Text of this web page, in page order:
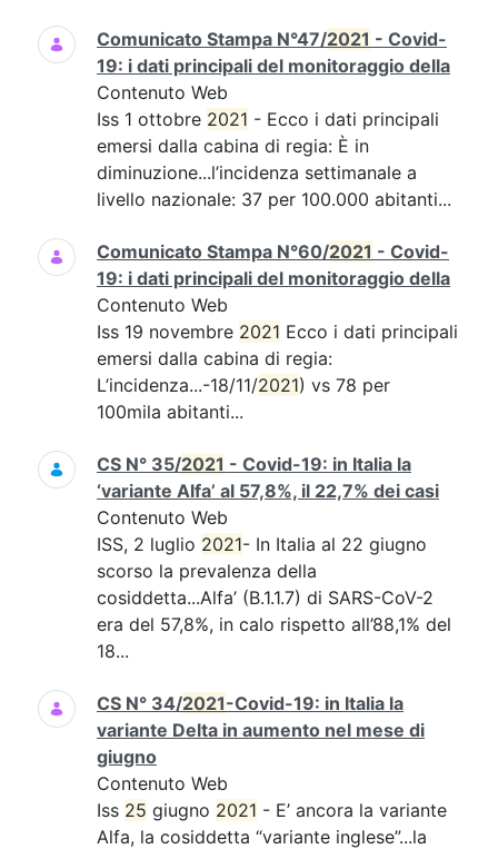
Comunicato Stampa N°47/2021 - Covid-
19: i dati principali del monitoraggio della
Contenuto Web
Iss 1 ottobre 2021 - Ecco i dati principali
emersi dalla cabina di regia: È in
diminuzione...l’incidenza settimanale a
livello nazionale: 37 per 100.000 abitanti...
Comunicato Stampa N°60/2021 - Covid-
19: i dati principali del monitoraggio della
Contenuto Web
Iss 19 novembre 2021 Ecco i dati principali
emersi dalla cabina di regia:
L’incidenza...-18/11/2021) vs 78 per
100mila abitanti...
CS N° 35/2021 - Covid-19: in Italia la
‘variante Alfa’ al 57,8%, il 22,7% dei casi
Contenuto Web
ISS, 2 luglio 2021- In Italia al 22 giugno
scorso la prevalenza della
cosiddetta...Alfa’ (B.1.1.7) di SARS-CoV-2
era del 57,8%, in calo rispetto all’88,1% del
18...
CS N° 34/2021-Covid-19: in Italia la
variante Delta in aumento nel mese di
giugno
Contenuto Web
Iss 25 giugno 2021 - E’ ancora la variante
Alfa, la cosiddetta “variante inglese”...la